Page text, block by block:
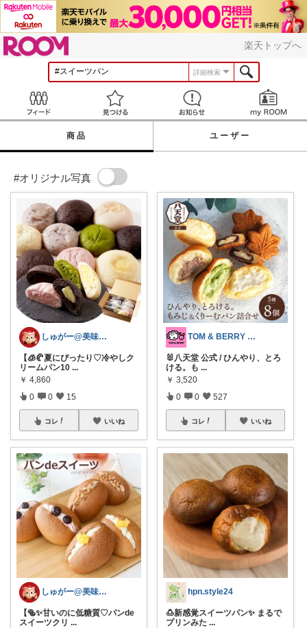
楽天トップへ
詳細検索
見つける お知らせ
商品 ユーザー
#オリジナル写真
しゅがー@美味しいスイーツや雑貨紹介
【🧊🥐夏にぴったり♡冷やしク
リームパン10 ...
￥ 4,860
0 0 15
コレ いいね
しゅがー@美味しいスイーツや雑貨紹介
【🥯✨甘いのに低糖質♡パンde
スイーツクリ ...
TOM & BERRY 🐶🐰💕
🐰八天堂 公式 / ひんやり、とろ
ける。も ...
￥ 3,520
0 0 527
コレ いいね
hpn.style24
🍮新感覚スイーツパン✨ まるで
プリンみた ...